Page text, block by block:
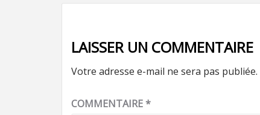
LAISSER UN COMMENTAIRE
Votre adresse e-mail ne sera pas publiée.
COMMENTAIRE*